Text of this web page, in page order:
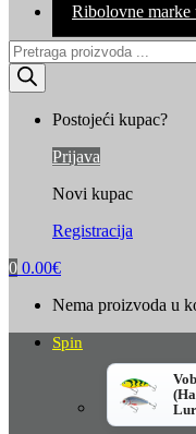
Ribolovne marke
Products
search
Postojeći kupac?
Prijava
Novi kupac
Registracija
0 0.00€
Nema proizvoda u
Spin